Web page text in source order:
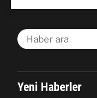
Yeni Haberler